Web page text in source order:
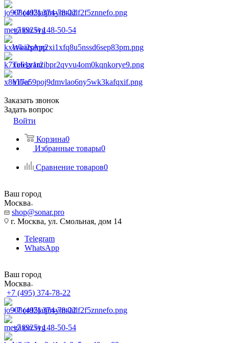
+7 (495) 374-78-22
+7 (925) 148-50-54
WhatsApp
Telegram
Viber
Заказать звонок
Задать вопрос
Войти
Корзина0
Избранные товары0
Сравнение товаров0
Ваш город
Москва
shop@sonar.pro
г. Москва, ул. Смольная, дом 14
Telegram
WhatsApp
Ваш город
Москва
+7 (495) 374-78-22
+7 (495) 374-78-22
+7 (925) 148-50-54